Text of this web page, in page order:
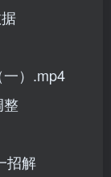
）.mp4
整
招解